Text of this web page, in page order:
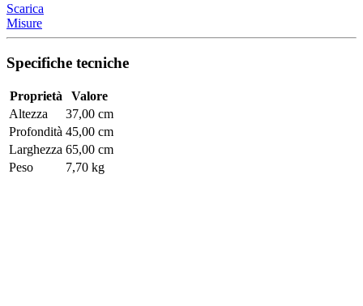
Scarica
Misure
Specifiche tecniche
Proprietà
Valore
Altezza
37,00 cm
Profondità 45,00 cm
Larghezza 65,00 cm
Peso
7,70 kg